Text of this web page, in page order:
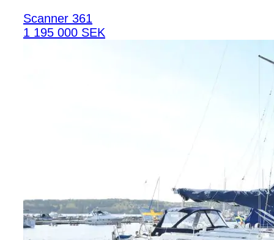
Scanner 361
1 195 000 SEK